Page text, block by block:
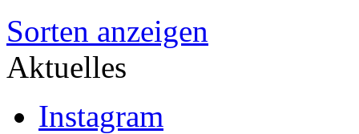
Sorten anzeigen
Aktuelles
Instagram